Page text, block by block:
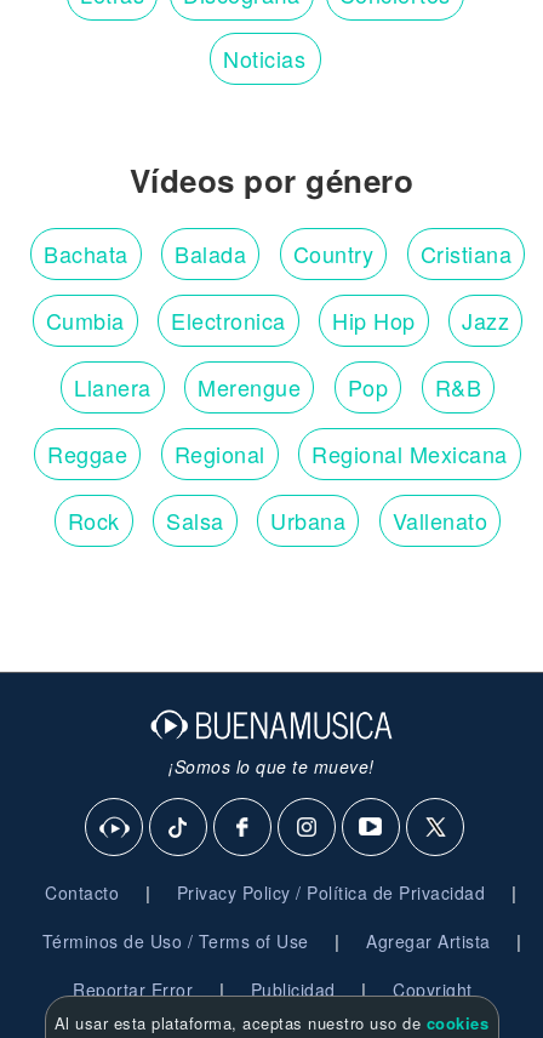
Noticias
Vídeos por género
Bachata Balada Country Cristiana
Cumbia Electronica Hip Hop Jazz
Llanera Merengue Pop R&B
Reggae Regional Regional Mexicana
Rock Salsa Urbana Vallenato
¡Somos lo que te mueve!
Contacto | Privacy Policy / Política de Privacidad |
Términos de Uso / Terms of Use | Agregar Artista |
Reportar Error | Publicidad | Copyright
Al usar esta plataforma, aceptas nuestro uso de cookies